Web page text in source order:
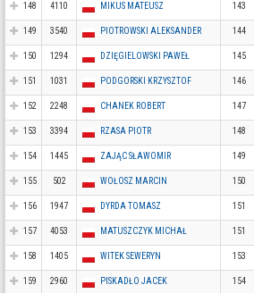
148 4110 MIKUS MATEUSZ 143
149 3540 PIOTROWSKI ALEKSANDER 144
150 1294 DZIĘGIELOWSKI PAWEŁ 145
151 1031 PODGORSKI KRZYSZTOF 146
152 2248 CHANEK ROBERT 147
153 3394 RZASA PIOTR 148
154 1445 ZAJĄC SŁAWOMIR 149
155 502 WOŁOSZ MARCIN 150
156 1947 DYRDA TOMASZ 151
157 4053 MATUSZCZYK MICHAŁ 151
158 1405 WITEK SEWERYN 153
159 2960 PISKADŁO JACEK 154